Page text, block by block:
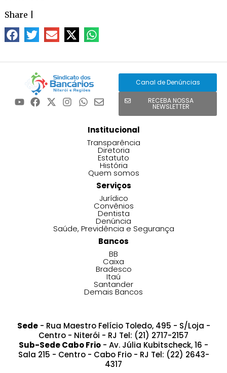
Share
Canal de Denúncias
RECEBA NOSSA
NEWSLETTER
Institucional
Transparência
Diretoria
Estatuto
História
Quem somos
Serviços
Jurídico
Convênios
Dentista
Denúncia
Saúde, Previdência e Segurança
Bancos
BB
Caixa
Bradesco
Itaú
Santander
Demais Bancos
Sede- Rua Maestro Felício Toledo, 495 - S/Loja -
Centro - Niterói - RJ Tel: (21) 2717-2157
Sub-Sede Cabo Frio - Av. Júlia Kubitscheck, 16 -
Sala 215 - Centro - Cabo Frio - RJ Tel: (22) 2643-
4317